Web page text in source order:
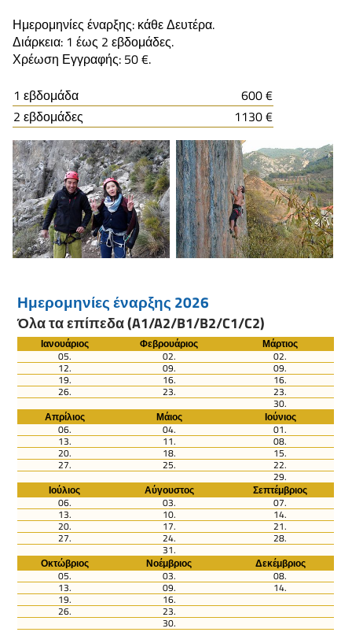
Ημερομηνίες έναρξης: κάθε Δευτέρα.
Διάρκεια: 1 έως 2 εβδομάδες.
Χρέωση Εγγραφής: 50 €.
1 εβδομάδα
600 €
2 εβδομάδες
1130 €
Ημερομηνίες έναρξης 2026
Όλα τα επίπεδα (A1/A2/B1/B2/C1/C2)
Ιανουάριος Φεβρουάριος
Μάρτιος
05.
02. 02.
12. 09. 09.
19. 16. 16.
26. 23. 23.
30.
Απρίλιος
Μάιος
Ιούνιος
06.
04. 01.
13. 11. 08.
20. 18. 15.
27. 25. 22.
29.
Ιούλιος
Αύγουστος
Σεπτέμβριος
06.
03. 07.
13. 10. 14.
20. 17. 21.
27. 24. 28.
31.
Οκτώβριος
Νοέμβριος
Δεκέμβριος
05.
03. 08.
13. 09. 14.
19. 16.
26. 23.
30.